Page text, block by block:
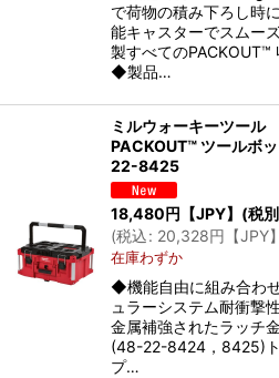
で荷物の積み下ろし時
能キャスターでスムー
製すべてのPACKOUT™
◆製品…
ミルウォーキーツー
PACKOUT™ ツール
22-8425
18,480円【JPY】 (税
(税込: 20,328円【JPY】
在庫わずか
◆機能自由に組み合わ
ュラーシステム耐衝撃
金属補強されたラッチ
(48-22-8424，8425)
プ…